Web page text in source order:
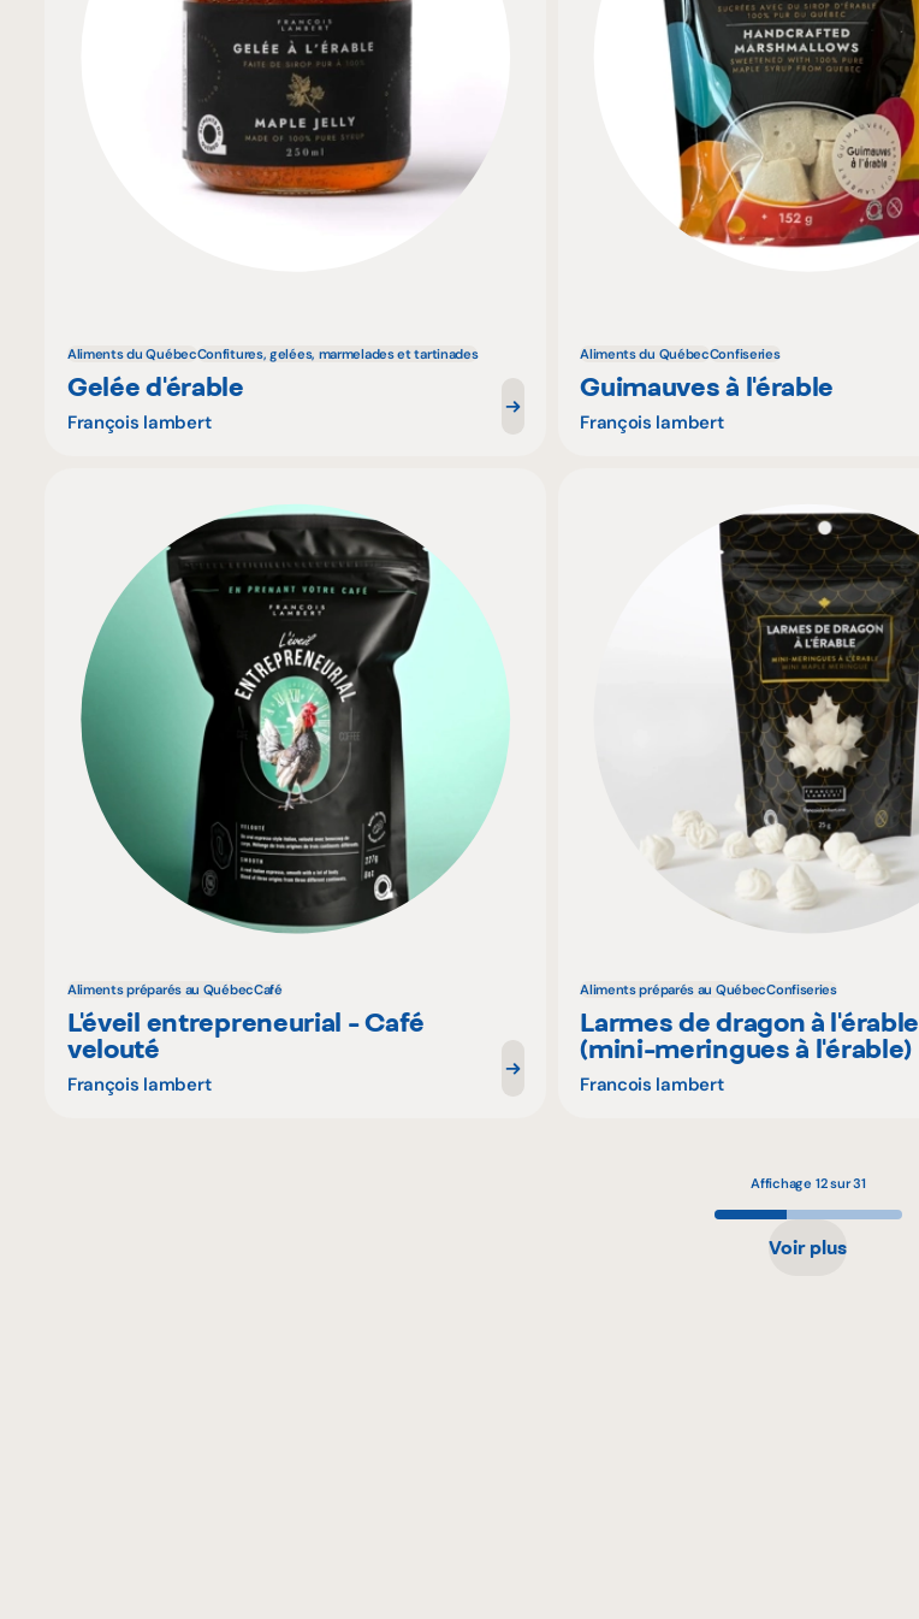
Aliments du QuébecConfitures, gelées, marmelades et tartinades
Gelée d'érable
François lambert
Aliments du QuébecConfiseries
Guimauves à l'érable
François lambert
Aliments préparés au QuébecCafé
L'éveil entrepreneurial - Café
velouté
François lambert
Aliments préparés au QuébecConfiseries
Larmes de dragon à l'érable
(mini-meringues à l'érable)
Francois lambert
Affichage 12 sur 31
Voir plus